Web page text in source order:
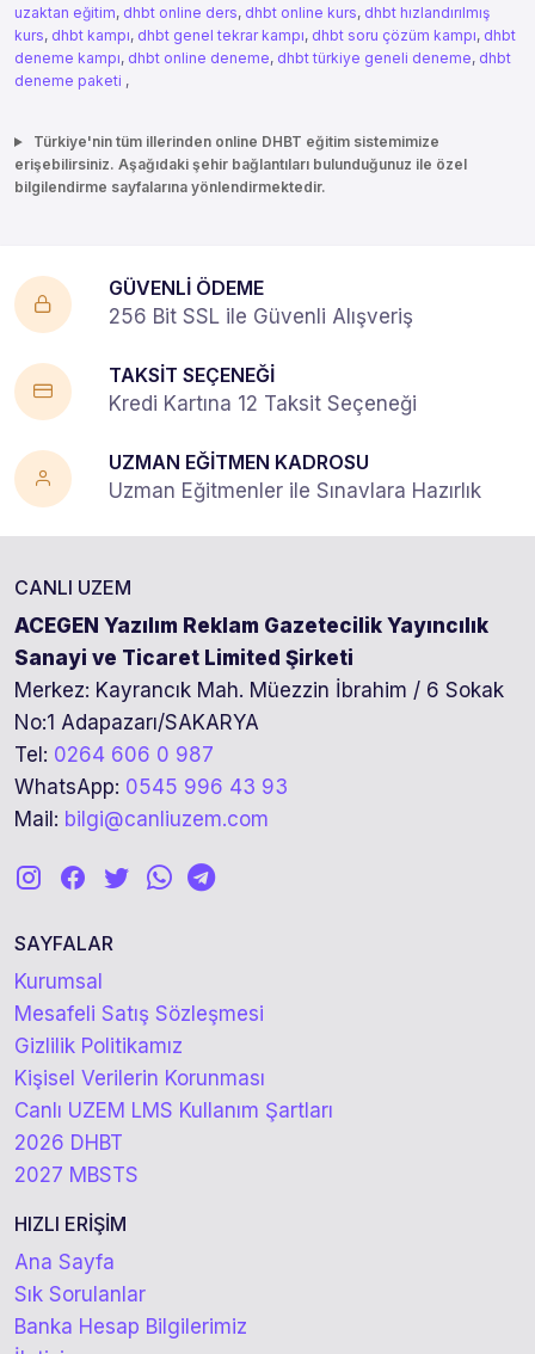
uzaktan eğitim, dhbt online ders, dhbt online kurs, dhbt hızlandırılmış
kurs, dhbt kampı, dhbt genel tekrar kampı, dhbt soru çözüm kampı, dhbt
deneme kampı, dhbt online deneme, dhbt türkiye geneli deneme, dhbt
deneme paketi ,
Türkiye'nin tüm illerinden online DHBT eğitim sistemimize
erişebilirsiniz. Aşağıdaki şehir bağlantıları bulunduğunuz ile özel
bilgilendirme sayfalarına yönlendirmektedir.
GÜVENLİ ÖDEME
256 Bit SSL ile Güvenli Alışveriş
TAKSİT SEÇENEĞİ
Kredi Kartına 12 Taksit Seçeneği
UZMAN EĞİTMEN KADROSU
Uzman Eğitmenler ile Sınavlara Hazırlık
CANLI UZEM
ACEGEN Yazılım Reklam Gazetecilik Yayıncılık
Sanayi ve Ticaret Limited Şirketi
Merkez: Kayrancık Mah. Müezzin İbrahim / 6 Sokak
No:1 Adapazarı/SAKARYA
Tel: 0264 606 0 987
WhatsApp: 0545 996 43 93
Mail: bilgi@canliuzem.com
SAYFALAR
Kurumsal
Mesafeli Satış Sözleşmesi
Gizlilik Politikamız
Kişisel Verilerin Korunması
Canlı UZEM LMS Kullanım Şartları
2026 DHBT
2027 MBSTS
HIZLI ERİŞİM
Ana Sayfa
Sık Sorulanlar
Banka Hesap Bilgilerimiz